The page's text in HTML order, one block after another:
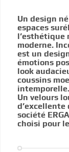
Un design
espaces
l’esthétique
moderne.
est un
émotions
look
coussins
intemporelle.
Un velours
société
choisi pour